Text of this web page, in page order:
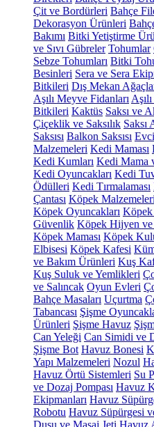
Çit ve Bordürleri Bahçe
Dekorasyon Ürünleri
Bakımı Bitki Yetiştirme
ve Sıvı Gübreler Tohumlar
Sebze Tohumları Bitki
Besinleri Sera ve Sera
Bitkileri Dış Mekan
Aşılı Meyve Fidanları
Bitkileri Kaktüs Saksı ve
Çiçeklik ve Saksılık Saksı
Saksısı Balkon Saksısı
Malzemeleri Kedi Maması
Kedi Kumları Kedi Mama
Kedi Oyuncakları Kedi
Ödülleri Kedi Tırmalaması
Çantası Köpek Malzemeleri
Köpek Oyuncakları Köpek
Güvenlik Köpek Hijyen ve
Köpek Maması Köpek
Elbisesi Köpek Kafesi
ve Bakım Ürünleri Kuş
Kuş Suluk ve Yemlikleri
ve Salıncak Oyun Evleri
Bahçe Masaları Uçurtma
Tabancası Şişme
Ürünleri Şişme Havuz
Can Yeleği Can Simidi ve
Şişme Bot Havuz Bonesi
Yapı Malzemeleri Nozul
Havuz Örtü Sistemleri Su
ve Dozaj Pompası Havuz
Ekipmanları Havuz
Robotu Havuz Süpürgesi
Duşu ve Masaj Jeti Havuz